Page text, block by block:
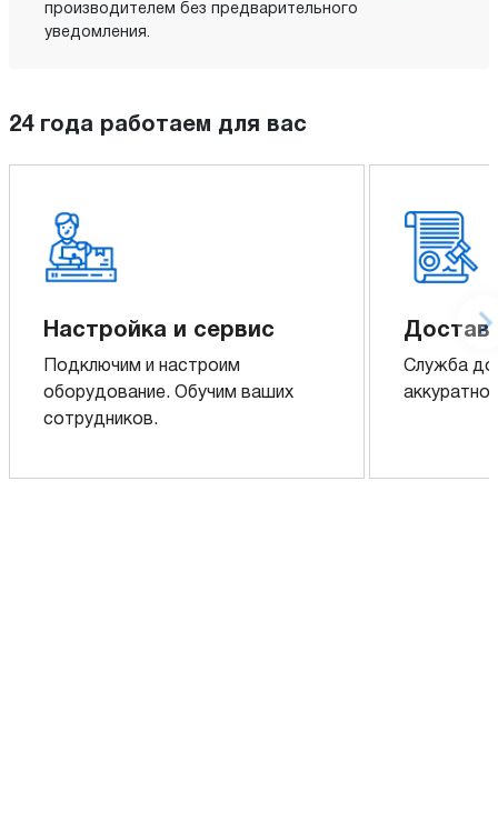
производителем без предварительного
уведомления.
24 года работаем для вас
Настройка и сервис
Подключим и настроим
оборудование. Обучим ваших
сотрудников.
Служба
аккуратно